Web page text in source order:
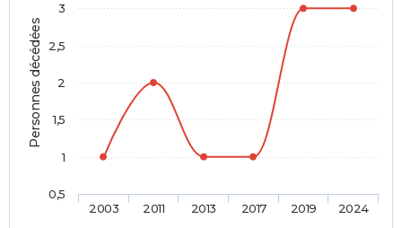
Personnes décédées
2003 2011 2013 2017 2019 2024
0,5
1
1,5
2
2,5
3